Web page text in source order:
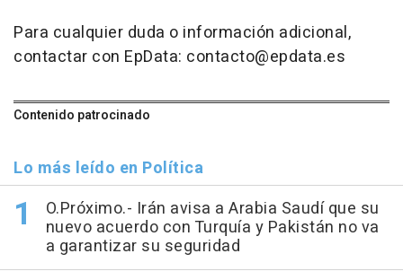
Para cualquier duda o información adicional,
contactar con EpData: contacto@epdata.es
Contenido patrocinado
Lo más leído en Política
O.Próximo.- Irán avisa a Arabia Saudí que su
nuevo acuerdo con Turquía y Pakistán no va
a garantizar su seguridad